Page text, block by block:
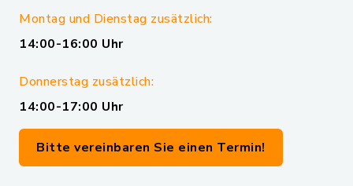
Montag und Dienstag zusätzlich:
14:00-16:00 Uhr
Donnerstag zusätzlich:
14:00-17:00 Uhr
Bitte vereinbaren Sie einen Termin!